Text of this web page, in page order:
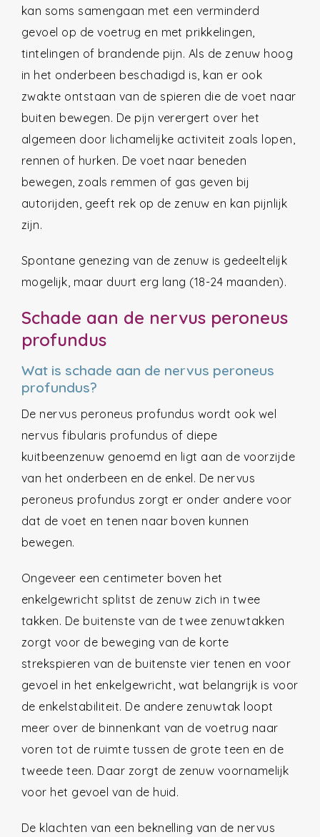
kan soms samengaan met een verminderd
gevoel op de voetrug en met prikkelingen,
tintelingen of brandende pijn. Als de zenuw hoog
in het onderbeen beschadigd is, kan er ook
zwakte ontstaan van de spieren die de voet naar
buiten bewegen. De pijn verergert over het
algemeen door lichamelijke activiteit zoals lopen,
rennen of hurken. De voet naar beneden
bewegen, zoals remmen of gas geven bij
autorijden, geeft rek op de zenuw en kan pijnlijk
zijn.
Spontane genezing van de zenuw is gedeeltelijk
mogelijk, maar duurt erg lang (18-24 maanden).
Schade aan de nervus peroneus
profundus
Wat is schade aan de nervus peroneus
profundus?
De nervus peroneus profundus wordt ook wel
nervus fibularis profundus of diepe
kuitbeenzenuw genoemd en ligt aan de voorzijde
van het onderbeen en de enkel. De nervus
peroneus profundus zorgt er onder andere voor
dat de voet en tenen naar boven kunnen
bewegen.
Ongeveer een centimeter boven het
enkelgewricht splitst de zenuw zich in twee
takken. De buitenste van de twee zenuwtakken
zorgt voor de beweging van de korte
strekspieren van de buitenste vier tenen en voor
gevoel in het enkelgewricht, wat belangrijk is voor
de enkelstabiliteit. De andere zenuwtak loopt
meer over de binnenkant van de voetrug naar
voren tot de ruimte tussen de grote teen en de
tweede teen. Daar zorgt de zenuw voornamelijk
voor het gevoel van de huid.
De klachten van een beknelling van de nervus